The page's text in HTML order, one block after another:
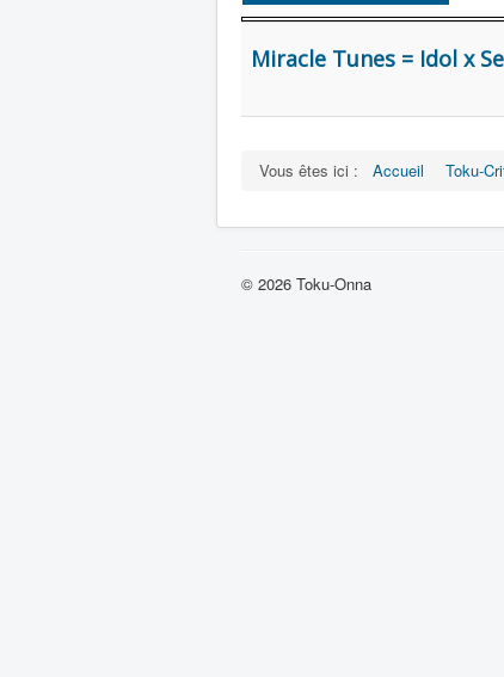
Miracle Tunes = Idol x
Vous êtes ici : Accueil Toku-
© 2026 Toku-Onna